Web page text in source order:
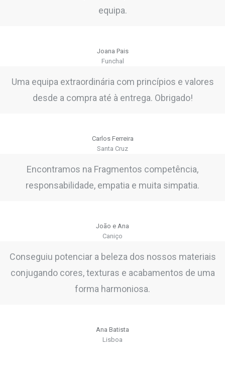
equipa.
Joana Pais
Funchal
Uma equipa extraordinária com princípios e valores
desde a compra até à entrega. Obrigado!
Carlos Ferreira
Santa Cruz
Encontramos na Fragmentos competência,
responsabilidade, empatia e muita simpatia.
João e Ana
Caniço
Conseguiu potenciar a beleza dos nossos materiais
conjugando cores, texturas e acabamentos de uma
forma harmoniosa.
Ana Batista
Lisboa